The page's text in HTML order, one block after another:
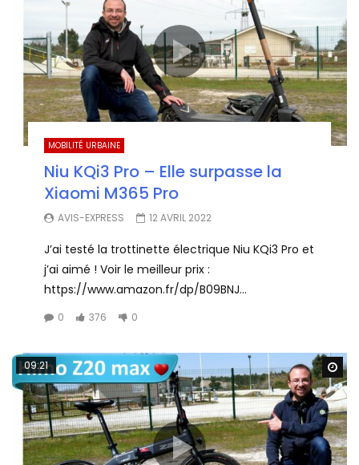
MOBILITÉ URBAINE
Niu KQi3 Pro – Elle surpasse la
Xiaomi M365 Pro
AVIS-EXPRESS 12 AVRIL 2022
J’ai testé la trottinette électrique Niu KQi3 Pro et
j’ai aimé ! Voir le meilleur prix :
https://www.amazon.fr/dp/B09BNJ...
0 376 0
09:21